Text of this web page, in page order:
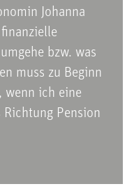
Johanna
bzw. was
muss zu Beginn
wenn ich eine
Richtung Pension